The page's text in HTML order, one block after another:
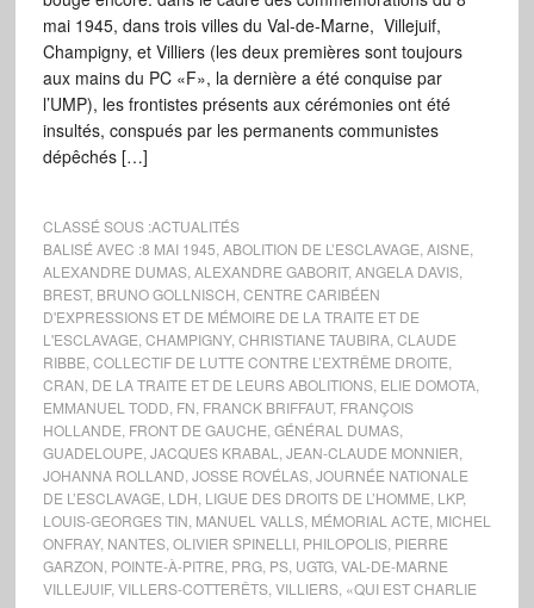
mai 1945, dans trois villes du Val-de-Marne, Villejuif,
Champigny, et Villiers (les deux premières sont toujours
aux mains du PC «F», la dernière a été conquise par
l’UMP), les frontistes présents aux cérémonies ont été
insultés, conspués par les permanents communistes
dépêchés […]
CLASSÉ SOUS :ACTUALITÉS
BALISÉ AVEC :8 MAI 1945 ABOLITION DE L’ESCLAVAGE AISNE
ALEXANDRE DUMAS, ALEXANDRE GABORIT, ANGELA DAVIS,
BREST, BRUNO GOLLNISCH CENTRE CARIBÉEN
D'EXPRESSIONS ET DE MÉMOIRE DE LA TRAITE ET DE
L'ESCLAVAGE CHAMPIGNY, CHRISTIANE TAUBIRA, CLAUDE
RIBBE COLLECTIF DE LUTTE CONTRE L’EXTRÊME DROITE
CRAN DE LA TRAITE ET DE LEURS ABOLITIONS, ELIE DOMOTA,
EMMANUEL TODD FN FRANCK BRIFFAUT, FRANÇOIS
HOLLANDE FRONT DE GAUCHE GÉNÉRAL DUMAS,
GUADELOUPE JACQUES KRABAL JEAN-CLAUDE MONNIER
JOHANNA ROLLAND JOSSE ROVÉLAS, JOURNÉE NATIONALE
DE L’ESCLAVAGE LDH LIGUE DES DROITS DE L’HOMME LKP,
LOUIS-GEORGES TIN MANUEL VALLS, MÉMORIAL ACTE MICHEL
ONFRAY, NANTES, OLIVIER SPINELLI, PHILOPOLIS, PIERRE
GARZON POINTE-À-PITRE PRG, PS, UGTG, VAL-DE-MARNE
VILLEJUIF, VILLERS-COTTERÊTS, VILLIERS, «QUI EST CHARLIE